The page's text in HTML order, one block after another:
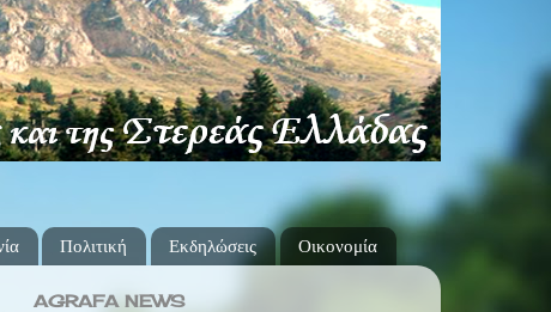
Πολιτική Εκδηλώσεις Οικονομία
AGRAFA NEWS